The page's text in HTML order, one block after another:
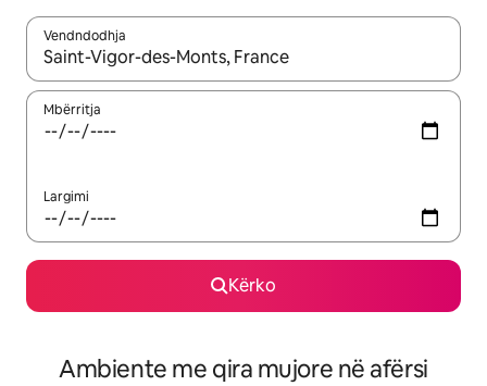
Vendndodhja
Kur rezultatet të jenë të disponueshme, lëviz me butonat e
Mbërritja
Largimi
Kërko
Ambiente me qira mujore në afërsi